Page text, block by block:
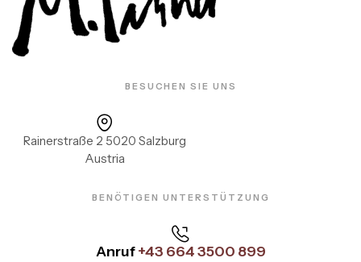
BESUCHEN SIE UNS
Rainerstraße 2 5020 Salzburg
Austria
BENÖTIGEN UNTERSTÜTZUNG
Anruf+43 664 3500 899